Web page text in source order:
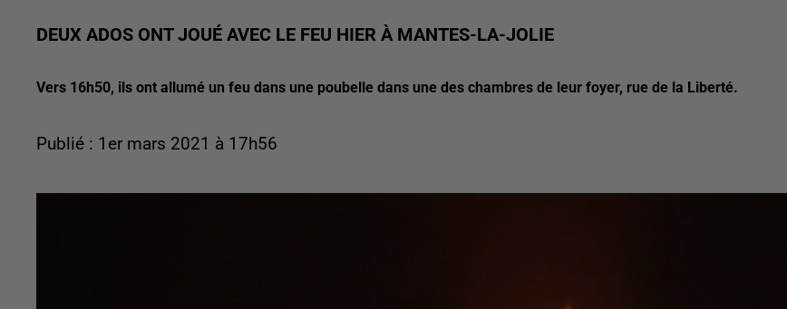
DEUX ADOS ONT JOUÉ AVEC LE FEU HIER À MANTES-LA-JOLIE
Vers 16h50, ils ont allumé un feu dans une poubelle dans une des chambres de leur foyer, rue de la Liberté.
Publié : 1er mars 2021 à 17h56